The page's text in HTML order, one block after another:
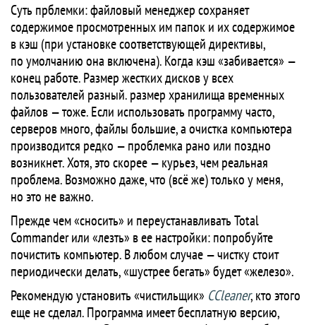
Суть прблемки: файловый менеджер сохраняет
содержимое просмотренных им папок и их содержимое
в кэш (при установке соответствующей директивы,
по умолчанию она включена). Когда кэш «забивается» —
конец работе. Размер жестких дисков у всех
пользователей разный. размер хранилища временных
файлов — тоже. Если использовать программу часто,
серверов много, файлы большие, а очистка компьютера
производится редко — проблемка рано или поздно
возникнет. Хотя, это скорее — курьез, чем реальная
проблема. Возможно даже, что (всё же) только у меня,
но это не важно.
Прежде чем «сносить» и переустанавливать Total
Commander или «лезть» в ее настройки: попробуйте
почистить компьютер. В любом случае — чистку стоит
периодически делать, «шустрее бегать» будет «железо».
Рекомендую установить «чистильщик» CCleaner, кто этого
еще не сделал. Программа имеет бесплатную версию,